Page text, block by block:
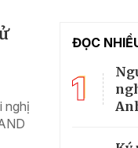
nghị
ĐỌC
1